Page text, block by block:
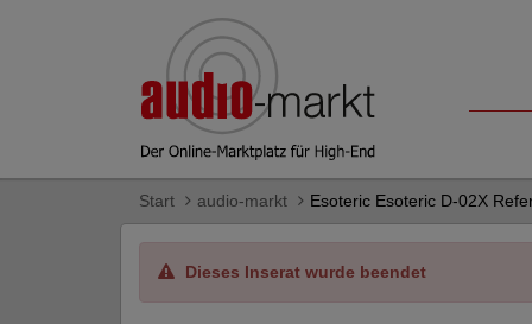
Start audio-markt Esoteric Esoteric D-02X
Dieses Inserat wurde beendet